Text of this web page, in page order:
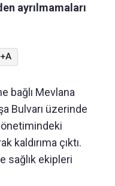
ayrılmamaları
+A
bağlı Mevlana
Bulvarı üzerinde
kaldırıma çıktı.
sağlık ekipleri